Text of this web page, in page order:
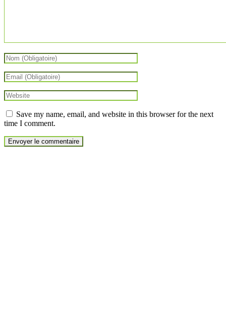
Save my name, email, and website in this browser for the next
time I comment.